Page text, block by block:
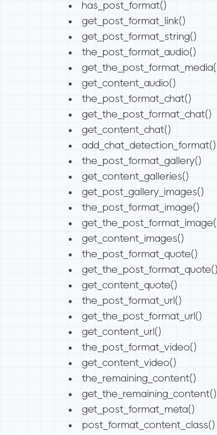
has_post_format()
get_post_format_link()
get_post_format_string()
the_post_format_audio()
get_content_audio()
the_post_format_chat()
get_the_post_format_chat()
get_content_chat()
add_chat_detection_format()
the_post_format_gallery()
get_content_galleries()
get_post_gallery_images()
the_post_format_image()
get_content_images()
the_post_format_quote()
get_content_quote()
the_post_format_url()
get_the_post_format_url()
get_content_url()
the_post_format_video()
get_content_video()
the_remaining_content()
get_the_remaining_content()
get_post_format_meta()
post_format_content_class()